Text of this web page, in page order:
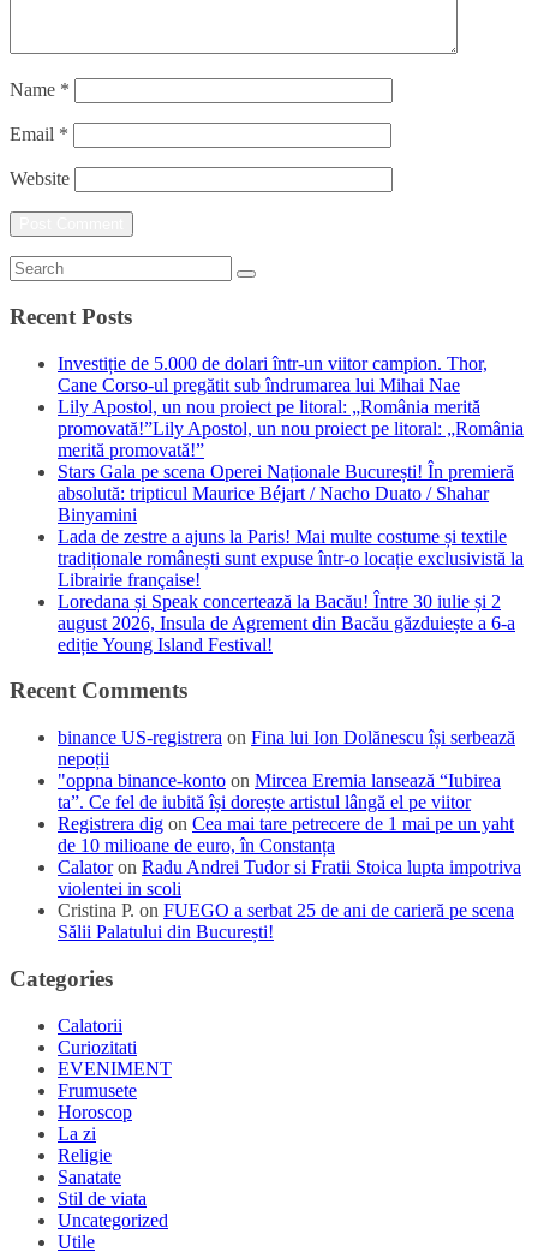
Name *
Email *
Website
Recent Posts
Investiție de 5.000 de dolari într-un viitor campion. Thor,
Cane Corso-ul pregătit sub îndrumarea lui Mihai Nae
Lily Apostol, un nou proiect pe litoral: „România merită
promovată!”Lily Apostol, un nou proiect pe litoral: „România
merită promovată!”
Stars Gala pe scena Operei Naționale București! În premieră
absolută: tripticul Maurice Béjart / Nacho Duato / Shahar
Binyamini
Lada de zestre a ajuns la Paris! Mai multe costume și textile
tradiționale românești sunt expuse într-o locație exclusivistă la
Librairie française!
Loredana și Speak concertează la Bacău! Între 30 iulie și 2
august 2026, Insula de Agrement din Bacău găzduiește a 6-a
ediție Young Island Festival!
Recent Comments
binance US-registrera on Fina lui Ion Dolănescu își serbează
nepoții
"oppna binance-konto on Mircea Eremia lansează “Iubirea
ta”. Ce fel de iubită își dorește artistul lângă el pe viitor
Registrera dig on Cea mai tare petrecere de 1 mai pe un yaht
de 10 milioane de euro, în Constanța
Calatoron Radu Andrei Tudor si Fratii Stoica lupta impotriva
violentei in scoli
Cristina P. on FUEGO a serbat 25 de ani de carieră pe scena
Sălii Palatului din București!
Categories
Calatorii
Curiozitati
EVENIMENT
Frumusete
Horoscop
La zi
Religie
Sanatate
Stil de viata
Uncategorized
Utile